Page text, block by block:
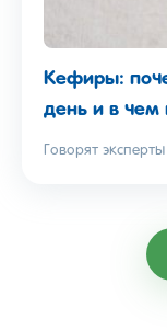
Кефиры:
день и в чем
Говорят эксперты